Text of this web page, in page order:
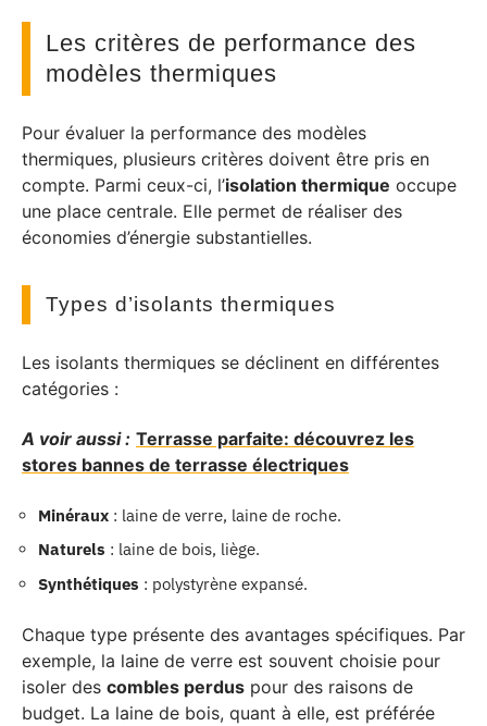
Les critères de performance des
modèles thermiques
Pour évaluer la performance des modèles
thermiques, plusieurs critères doivent être pris en
compte. Parmi ceux-ci, l’isolation thermique occupe
une place centrale. Elle permet de réaliser des
économies d’énergie substantielles.
Types d’isolants thermiques
Les isolants thermiques se déclinent en différentes
catégories :
A voir aussi : Terrasse parfaite: découvrez les
stores bannes de terrasse électriques
Minéraux : laine de verre, laine de roche.
Naturels : laine de bois, liège.
Synthétiques : polystyrène expansé.
Chaque type présente des avantages spécifiques. Par
exemple, la laine de verre est souvent choisie pour
isoler des combles perdus pour des raisons de
budget. La laine de bois, quant à elle, est préférée